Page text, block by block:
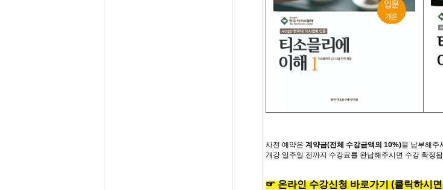
사전 예약은 계약금(전체 수강금액의 10%)을 납부해주
개강 일주일 전까지 수강료를 완납해주시면 수강 확정
☞온라인수강신청 바로가기(클릭하시